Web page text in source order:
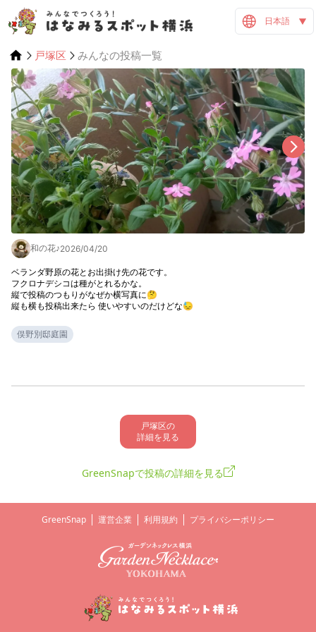
日本語
戸塚区 みんなの投稿一覧
和の花♪2026/04/20
ベランダ野原の花とお出掛け先の花です。
フクロナデシコは種がとれるかな。
縦で投稿のつもりがなぜか横写真に🤔
縦も横も投稿出来たら 使いやすいのだけどな😓
俣野別邸庭園
戸塚区の
詳細を見る
GreenSnapで投稿の詳細を見る
GreenSnap 運営企業 利用規約 プライバシーポリシー